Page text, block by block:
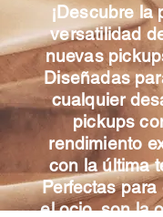
¡Descubre la
versatilidad
nuevas
Diseñadas
cualquier
pickups
rendimiento
con la última
Perfectas para
el ocio, son la